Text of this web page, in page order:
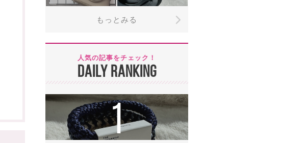
もっとみる
人気の記事をチェック！
DAILY RANKING
1